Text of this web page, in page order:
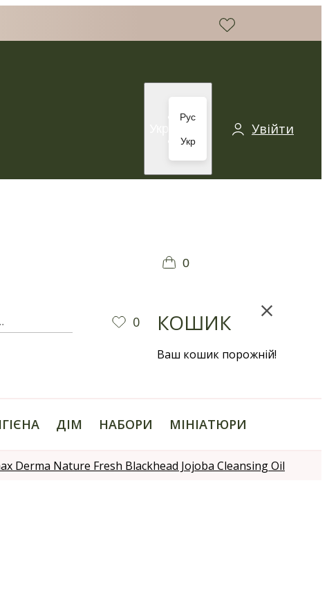
Рус
Укр
Увійти
0
0
КОШИК
Ваш кошик порожній!
ДІМ НАБОРИ МІНІАТЮРИ
Derma Nature Fresh Blackhead Jojoba Cleansing Oil